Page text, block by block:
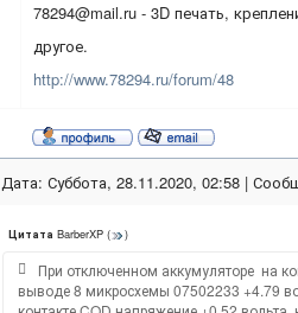
78294@mail.ru - 3D печать,
другое.
http://www.78294.ru/forum/48
Дата: Суббота, 28.11.2020, 02:58 |
Цитата BarberXP ( )
При отключенном аккумуляторе на
выводе 8 микросхемы 07502233 +4.79